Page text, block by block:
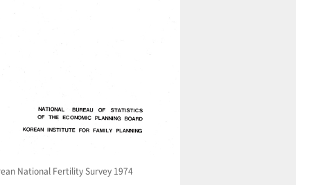
National Fertility Survey 1974